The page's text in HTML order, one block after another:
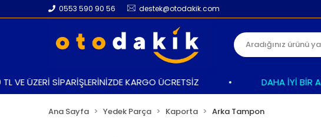
ÜZERİ SİPARİŞLERİNİZDE KARGO ÜCRETSİZ DAHA İYİ BİR
0553 590 90 56 destek@otodakik.com
Ana Sayfa Yedek Parça Kaporta Arka Tampon